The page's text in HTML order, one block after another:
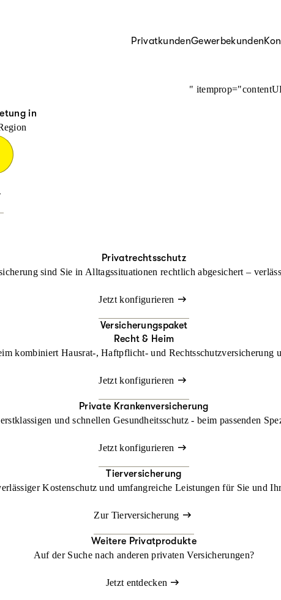
PrivatkundenGewerbekunden
in
"
Privatrechtsschutz
sind Sie in Alltagssituationen rechtlich abgesichert –
Jetzt konfigurieren
Versicherungspaket
Recht & Heim
kombiniert Hausrat-, Haftpflicht- und Rechtsschutzversicherung
Jetzt konfigurieren
Private Krankenversicherung
und schnellen Gesundheitsschutz - beim passenden
Jetzt konfigurieren
Tierversicherung
Kostenschutz und umfangreiche Leistungen für Sie und
Zur Tierversicherung
Weitere Privatprodukte
Auf der Suche nach anderen privaten Versicherungen?
Jetzt entdecken